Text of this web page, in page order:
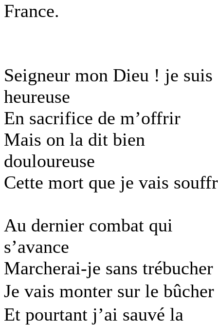
France.
Seigneur mon Dieu ! je suis
heureuse
En sacrifice de m’offrir
Mais on la dit bien
douloureuse
Cette mort que je vais
Au dernier combat qui
s’avance
Marcherai-je sans trébucher
Je vais monter sur le
Et pourtant j’ai sauvé la